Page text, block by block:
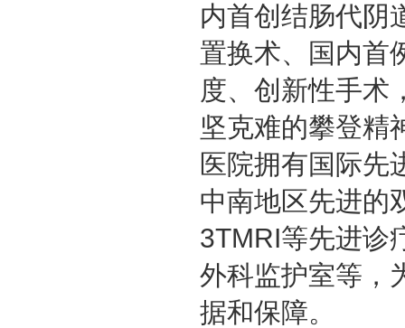
内首创结肠代阴
置换术、国内首
度、创新性手术
坚克难的攀登精
医院拥有国际先
中南地区先进的
3TMRI等先进诊
外科监护室等，
据和保障。